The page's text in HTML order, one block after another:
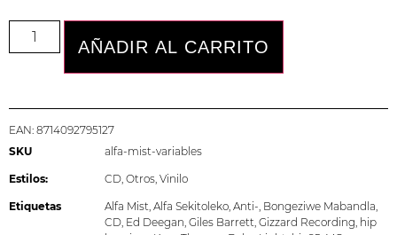
AÑADIR AL CARRITO
EAN: 8714092795127
SKU
alfa-mist-variables
Estilos: CD, Otros, Vinilo
Etiquetas Alfa Mist, Alfa Sekitoleko, Anti-, Bongeziwe Mabandla,
CD, Ed Deegan, Giles Barrett, Gizzard Recording, hip